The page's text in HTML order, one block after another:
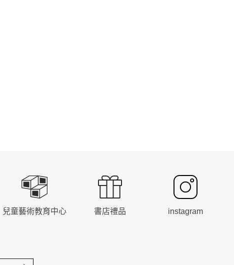
兒童藝術教育中心 書店禮品 instagram